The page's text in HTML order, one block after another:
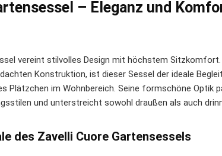
– Eleganz und
vereint stilvolles Design mit höchstem
Konstruktion, ist dieser Sessel der ideale
Plätzchen im Wohnbereich. Seine formschöne Optik
und unterstreicht sowohl draußen als auch
des Zavelli Cuore Gartensessels